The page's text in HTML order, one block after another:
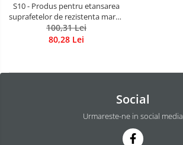
S10 - Produs pentru etansarea
suprafetelor de rezistenta mare -
tub acordeon 75 ml
100,31 Lei
80,28 Lei
Social
Urmareste-ne in social media